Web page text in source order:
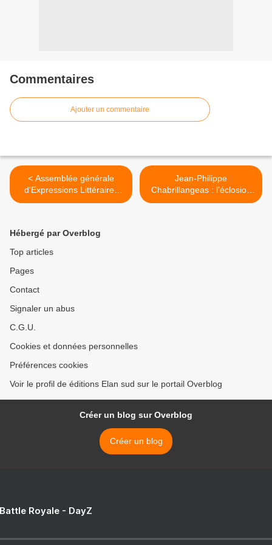
Commentaires
Ajouter un commentaire
< Assemblée générale
d'Expressions Littéraires
Universelles
Jean-Philippe
Chabrillangeas : l’éclosion
d’un grand écrivain. >
Hébergé par Overblog
Top articles
Pages
Contact
Signaler un abus
C.G.U.
Cookies et données personnelles
Préférences cookies
Voir le profil de éditions Elan sud sur le portail Overblog
Créer un blog sur Overblog
Créer un blog
Royale - DayZ